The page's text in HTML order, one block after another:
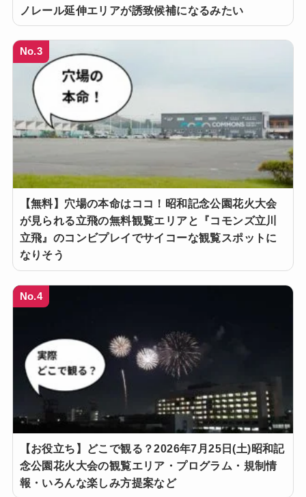
ノレール延伸エリアが誘致候補になるみたい
No.3
【無料】穴場の本命はココ！昭和記念公園花火大会
が見られる立飛の無料観覧エリアと『コモンズ立川
立飛』のコンビプレイでサイコーな観覧スポットに
なりそう
No.4
【お役立ち】どこで観る？2026年7月25日(土)昭和記
念公園花火大会の観覧エリア・プログラム・規制情
報・いろんな楽しみ方提案など